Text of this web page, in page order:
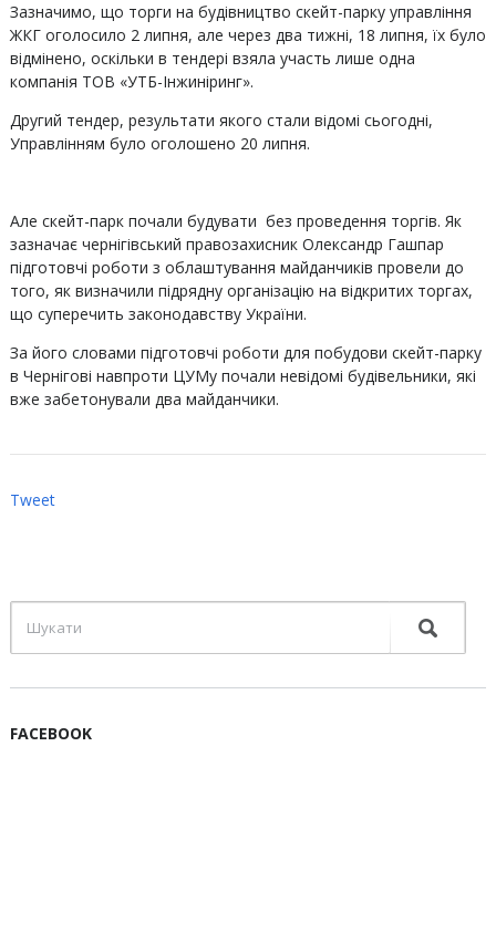
Зазначимо, що торги на будівництво скейт-парку управління
ЖКГ оголосило 2 липня, але через два тижні, 18 липня, їх було
відмінено, оскільки в тендері взяла участь лише одна
компанія ТОВ «УТБ-Інжиніринг».
Другий тендер, результати якого стали відомі сьогодні,
Управлінням було оголошено 20 липня.
Але скейт-парк почали будувати без проведення торгів. Як
зазначає чернігівський правозахисник Олександр Гашпар
підготовчі роботи з облаштування майданчиків провели до
того, як визначили підрядну організацію на відкритих торгах,
що суперечить законодавству України.
За його словами підготовчі роботи для побудови скейт-парку
в Чернігові навпроти ЦУМу почали невідомі будівельники, які
вже забетонували два майданчики.
Tweet
FACEBOOK